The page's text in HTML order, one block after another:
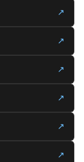
↗
↗
↗
↗
↗
↗